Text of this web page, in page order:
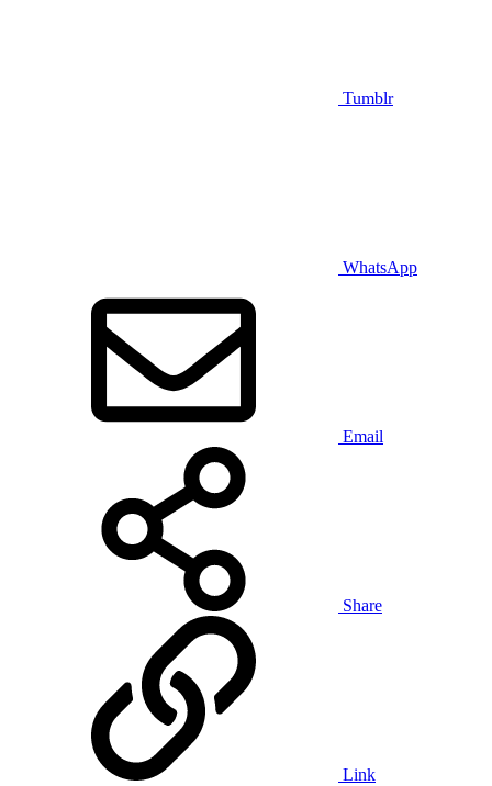
Tumblr
WhatsApp
Email
Share
Link